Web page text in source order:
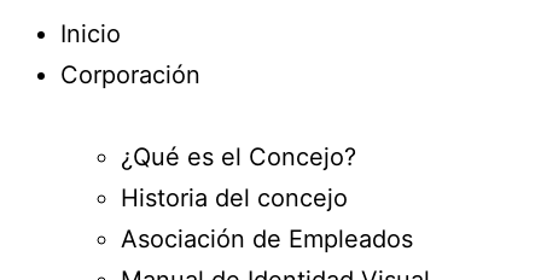
Inicio
Corporación
¿Qué es el Concejo?
Historia del concejo
Asociación de Empleados